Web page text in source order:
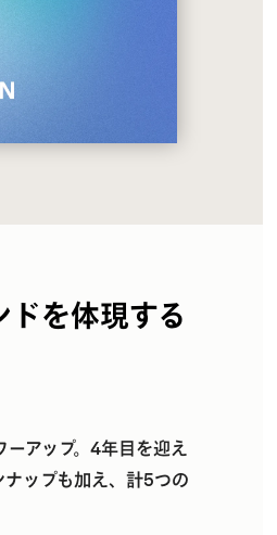
を体現する
アップ。4年目を迎え
ップも加え、計5つの